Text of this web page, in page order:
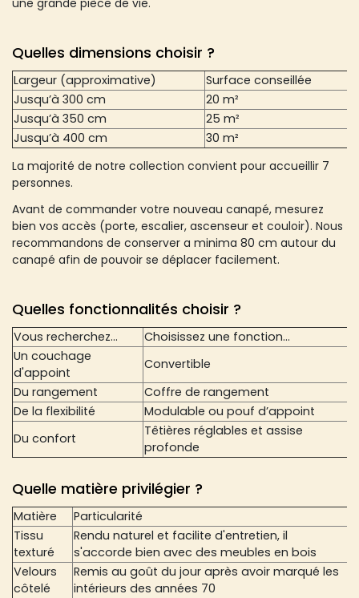
une grande pièce de vie.
Quelles dimensions choisir ?
Largeur (approximative)
Surface conseillée
Jusqu’à 300 cm
20 m²
Jusqu’à 350 cm
25 m²
Jusqu’à 400 cm
30 m²
La majorité de notre collection convient pour accueillir 7
personnes.
Avant de commander votre nouveau canapé, mesurez
bien vos accès (porte, escalier, ascenseur et couloir). Nous
recommandons de conserver a minima 80 cm autour du
canapé afin de pouvoir se déplacer facilement.
Quelles fonctionnalités choisir ?
Vous recherchez...
Choisissez une fonction...
Un couchage
d'appoint
Convertible
Du rangement
Coffre de rangement
De la flexibilité
Modulable ou pouf d’appoint
Du confort
Têtières réglables et assise
profonde
Quelle matière privilégier ?
Matière
Particularité
Tissu
texturé
Rendu naturel et facilite d'entretien, il
s'accorde bien avec des meubles en bois
Velours
côtelé
Remis au goût du jour après avoir marqué les
intérieurs des années 70